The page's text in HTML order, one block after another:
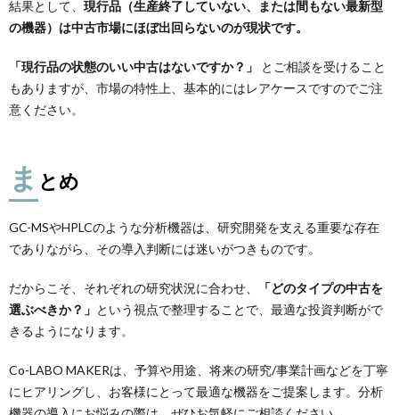
結果として、 現行品（生産終了していない、または間もない最新型
の機器）は中古市場にほぼ出回らないのが現状です。
「現行品の状態のいい中古はないですか？」
とご相談を受けること
もありますが、市場の特性上、基本的にはレアケースですのでご注
意ください。
ま とめ
GC-MSやHPLCのような分析機器は、研究開発を支える重要な存在
でありながら、その導入判断には迷いがつきものです。
だからこそ、それぞれの研究状況に合わせ、
「どのタイプの中古を
選ぶべきか？」 という視点で整理することで、最適な投資判断がで
きるようになります。
Co-LABO MAKERは、予算や用途、将来の研究/事業計画などを丁寧
にヒアリングし、お客様にとって最適な機器をご提案します。分析